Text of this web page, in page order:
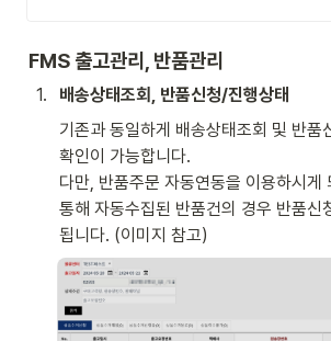
FMS 출고관리, 반품관리
1.
배송상태조회, 반품신청/진행상태
기존과 동일하게 배송상태조회 및 반품
확인이 가능합니다.
다만, 반품주문 자동연동을 이용하시게
통해 자동수집된 반품건의 경우 반품신
됩니다. (이미지 참고)